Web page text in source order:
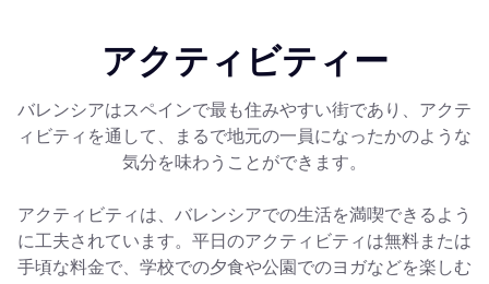
アクティビティー
バレンシアはスペインで最も住みやすい街であり、アクテ
ィビティを通して、まるで地元の一員になったかのような
気分を味わうことができます。
アクティビティは、バレンシアでの生活を満喫できるよう
に工夫されています。平日のアクティビティは無料または
手頃な料金で、学校での夕食や公園でのヨガなどを楽しむ